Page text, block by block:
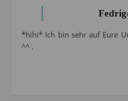
*hihi* Ich bin sehr auf Eure
^^ .